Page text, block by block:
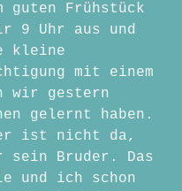
guten Frühstück
9 Uhr aus und
kleine
mit einem
wir gestern
gelernt haben.
ist nicht da,
sein Bruder. Das
und ich schon